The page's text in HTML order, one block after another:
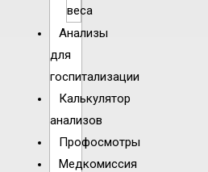
веса
Анализы
для
госпитализации
Калькулятор
анализов
Профосмотры
Медкомиссия